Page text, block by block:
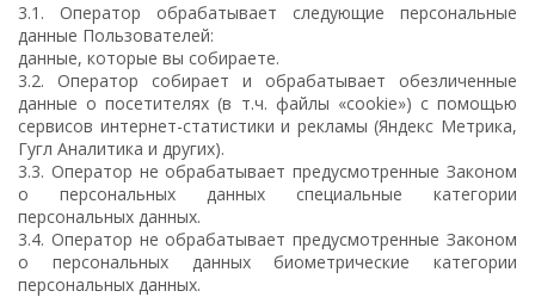
3.1. Оператор обрабатывает следующие персональные
данные Пользователей:
данные, которые вы собираете.
3.2. Оператор собирает и обрабатывает обезличенные
данные о посетителях (в т.ч. файлы «cookie») с помощью
сервисов интернет-статистики и рекламы (Яндекс Метрика,
Гугл Аналитика и других).
3.3. Оператор не обрабатывает предусмотренные Законом
о персональных данных специальные категории
персональных данных.
3.4. Оператор не обрабатывает предусмотренные Законом
о персональных данных биометрические категории
персональных данных.